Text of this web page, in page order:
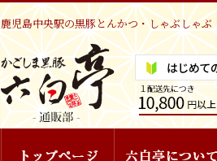
鹿児島中央駅の黒豚とんかつ・しゃぶしゃぶ